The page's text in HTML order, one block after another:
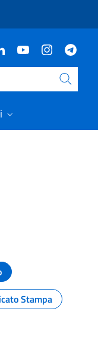
Stampa